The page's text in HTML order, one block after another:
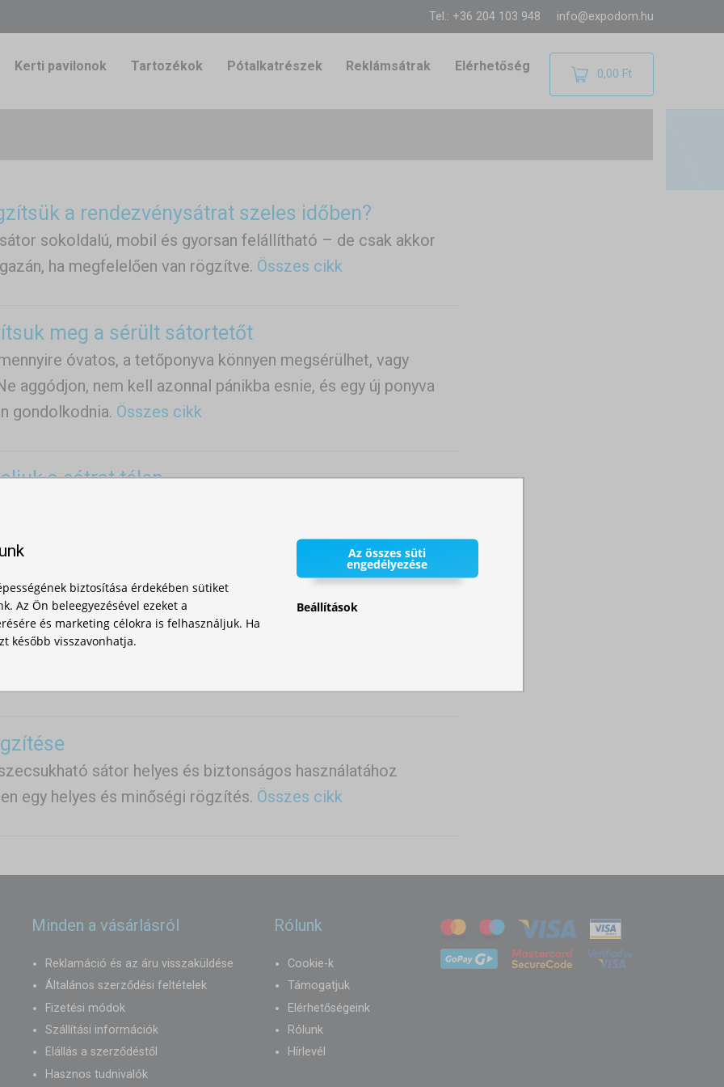
Tel.: +36 204 103 948 info@expodom.hu
Kerti pavilonok Tartozékok Pótalkatrészek Reklámsátrak Elérhetőség 0,00 Ft
a rendezvénysátrat szeles időben?
sokoldalú, mobil és gyorsan felállítható – de csak akkor
ha megfelelően van rögzítve. Összes cikk
meg a sérült sátortetőt
óvatos, a tetőponyva könnyen megsérülhet, vagy
aggódjon, nem kell azonnal pánikba esnie, és egy új ponyva
gondolkodnia. Összes cikk
a sátrat télen
sátrat
hogyan válassza ki az Ön számára leginkább megfelelő kerti
a különböző típusú vázszerkezetek közötti különbségeket.
sátor helyes és biztonságos használatához
egy helyes és minőségi rögzítés. Összes cikk
Minden a vásárlásról
Reklamáció és az áru visszaküldése
Általános szerződési feltételek
Fizetési módok
Szállítási információk
Elállás a szerződéstől
Hasznos tudnivalók
Rólunk
Cookie-k
Támogatjuk
Elérhetőségeink
Rólunk
Hírlevél
biztosítása érdekében sütiket
Az Ön beleegyezésével ezeket a
és marketing célokra is felhasználjuk. Ha
később visszavonhatja.
Az összes süti
engedélyezése
Beállítások